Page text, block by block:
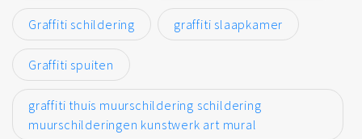
Graffiti schildering graffiti slaapkamer
Graffiti spuiten
graffiti thuis muurschildering schildering
muurschilderingen kunstwerk art mural